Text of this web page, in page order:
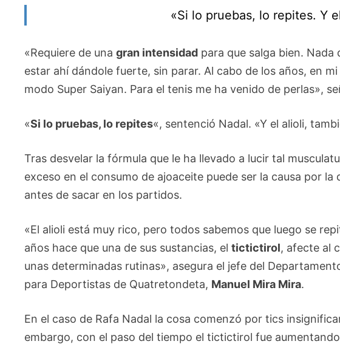
«Si lo pruebas, lo repites. Y
«Requiere de unagran intensidad para que salga bien.
estar ahí dándole fuerte, sin parar. Al cabo de los años, en
modo Super Saiyan. Para el tenis me ha venido de perlas»,
«Si lo pruebas, lo repites«, sentenció Nadal. «Y el alioli,
Tras desvelar la fórmula que le ha llevado a lucir tal
exceso en el consumo de ajoaceite puede ser la causa por la
antes de sacar en los partidos.
«El alioli está muy rico, pero todos sabemos que luego se
años hace que una de sus sustancias, eltictictirol, afecte al
unas determinadas rutinas», asegura el jefe del
para Deportistas de Quatretondeta, Manuel Mira Mira.
En el caso de Rafa Nadal la cosa comenzó por tics
embargo, con el paso del tiempo el tictictirol fue